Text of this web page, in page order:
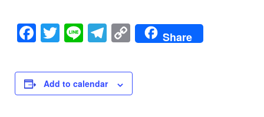
F
c
e
T
tt
er
Li
e
T
e
gr
C
o
p
y
Share
Add to calendar